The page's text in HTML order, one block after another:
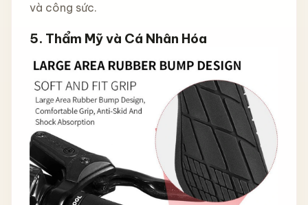
và công sức.
5. Thẩm Mỹ và Cá Nhân Hóa